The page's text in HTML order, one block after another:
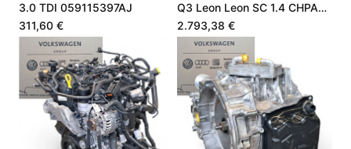
3.0 TDI 059115397AJ
311,60 €
Q3 Leon Leon SC 1.4 CHPA
CHPB 04E100098A
2.793,38 €